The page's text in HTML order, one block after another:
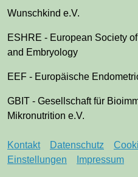
Wunschkind e.V.
ESHRE - European Society
and Embryology
EEF - Europäische
GBIT - Gesellschaft für
Mikronutrition e.V.
Kontakt Datenschutz
Einstellungen
Impressum